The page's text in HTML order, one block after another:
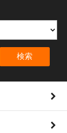
検索